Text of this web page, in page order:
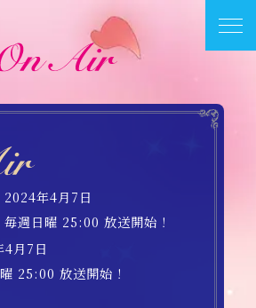
2024年4月7日
毎週日曜 25:00 放送開始！
4月7日
25:00 放送開始！